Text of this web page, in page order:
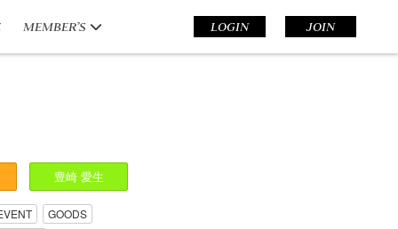
MEMBER’S LOGIN JOIN
豊崎愛生
GOODS